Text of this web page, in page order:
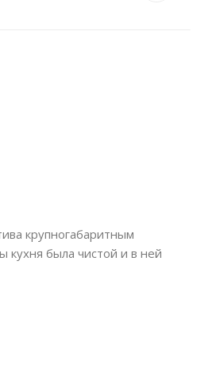
крупногабаритным
кухня была чистой и в ней